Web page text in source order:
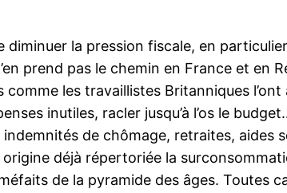
la pression fiscale, en
prend pas le chemin en France et en
les travaillistes Britanniques
inutiles, racler jusqu’à l’os le
de chômage, retraites, aides
déjà répertoriée la
de la pyramide des âges. Toutes